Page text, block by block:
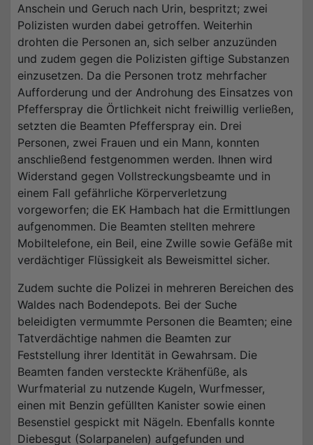
Anschein und Geruch nach Urin, bespritzt; zwei
Polizisten wurden dabei getroffen. Weiterhin
drohten die Personen an, sich selber anzuzünden
und zudem gegen die Polizisten giftige Substanzen
einzusetzen. Da die Personen trotz mehrfacher
Aufforderung und der Androhung des Einsatzes von
Pfefferspray die Örtlichkeit nicht freiwillig verließen,
setzten die Beamten Pfefferspray ein. Drei
Personen, zwei Frauen und ein Mann, konnten
anschließend festgenommen werden. Ihnen wird
Widerstand gegen Vollstreckungsbeamte und in
einem Fall gefährliche Körperverletzung
vorgeworfen; die EK Hambach hat die Ermittlungen
aufgenommen. Die Beamten stellten mehrere
Mobiltelefone, ein Beil, eine Zwille sowie Gefäße mit
verdächtiger Flüssigkeit als Beweismittel sicher.
Zudem suchte die Polizei in mehreren Bereichen des
Waldes nach Bodendepots. Bei der Suche
beleidigten vermummte Personen die Beamten; eine
Tatverdächtige nahmen die Beamten zur
Feststellung ihrer Identität in Gewahrsam. Die
Beamten fanden versteckte Krähenfüße, als
Wurfmaterial zu nutzende Kugeln, Wurfmesser,
einen mit Benzin gefüllten Kanister sowie einen
Besenstiel gespickt mit Nägeln. Ebenfalls konnte
Diebesgut (Solarpanelen) aufgefunden und